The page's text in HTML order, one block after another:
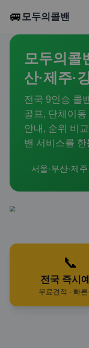
🚐 모두의콜밴
모두의콜
산·제주·
전국 9인승 콜
골프, 단체이동
안내, 순위 비
밴 서비스를
서울·부산·제주
📞
전국 즉시
무료견적 · 빠